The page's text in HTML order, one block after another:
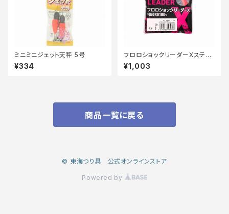
ミニミニジェット天秤 5号
¥334
フロロショックリーダーXステル
スピンク20m 30lb
¥1,003
商品一覧に戻る
© 東海つり具 公式オンラインストア
Powered by